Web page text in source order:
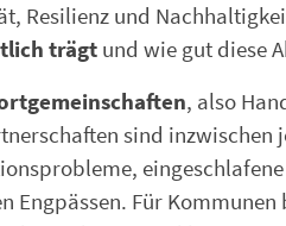
Resilienz und
trägt und wie gut diese
, also
sind
Engpässen. Für